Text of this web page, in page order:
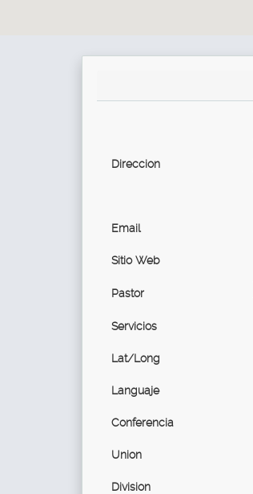
Direccion
Email
Sitio Web
Pastor
Servicios
Lat/Long
Languaje
Conferencia
Union
Division